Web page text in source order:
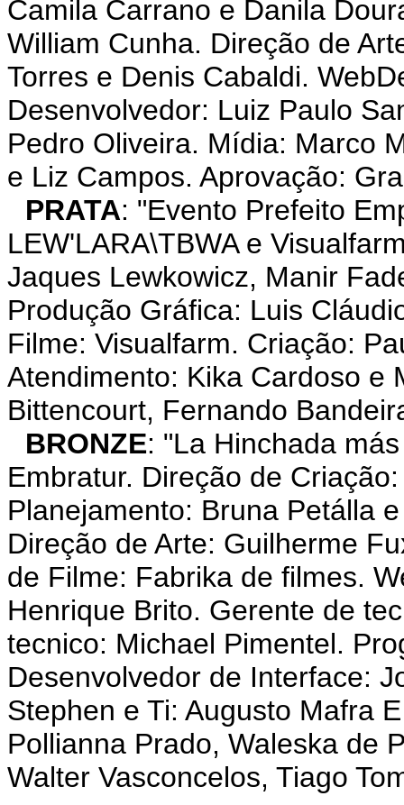
Camila Carrano e Danila
William Cunha. Direção de
Torres e Denis Cabaldi.
Desenvolvedor: Luiz Paulo
Pedro Oliveira. Mídia: Marco
e Liz Campos. Aprovação:
PRATA: "Evento Prefeito
LEW'LARA\TBWA e
Jaques Lewkowicz, Manir
Produção Gráfica: Luis
Filme: Visualfarm. Criação:
Atendimento: Kika Cardoso e
Bittencourt, Fernando
BRONZE: "La Hinchada
Embratur. Direção de
Planejamento: Bruna Petálla
Direção de Arte: Guilherme
de Filme: Fabrika de filmes.
Henrique Brito. Gerente de
tecnico: Michael Pimentel.
Desenvolvedor de Interface:
Stephen e Ti: Augusto Mafra
Pollianna Prado, Waleska de
Walter Vasconcelos, Tiago